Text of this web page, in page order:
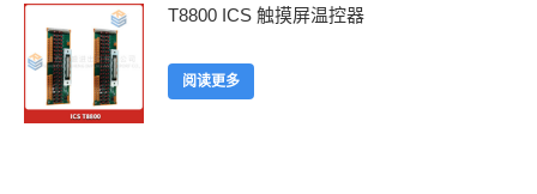
T8800 ICS 触摸屏温控器
阅读更多